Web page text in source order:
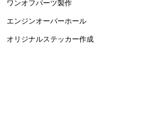
ワンオフパーツ製作
エンジンオーバーホール
オリジナルステッカー作成